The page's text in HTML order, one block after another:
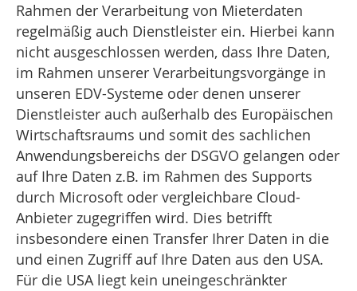
Rahmen der Verarbeitung von Mieterdaten
regelmäßig auch Dienstleister ein. Hierbei kann
nicht ausgeschlossen werden, dass Ihre Daten,
im Rahmen unserer Verarbeitungsvorgänge in
unseren EDV-Systeme oder denen unserer
Dienstleister auch außerhalb des Europäischen
Wirtschaftsraums und somit des sachlichen
Anwendungsbereichs der DSGVO gelangen oder
auf Ihre Daten z.B. im Rahmen des Supports
durch Microsoft oder vergleichbare Cloud-
Anbieter zugegriffen wird. Dies betrifft
insbesondere einen Transfer Ihrer Daten in die
und einen Zugriff auf Ihre Daten aus den USA.
Für die USA liegt kein uneingeschränkter